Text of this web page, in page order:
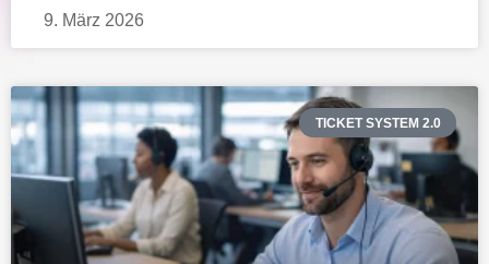
9. März 2026
TICKET SYSTEM 2.0